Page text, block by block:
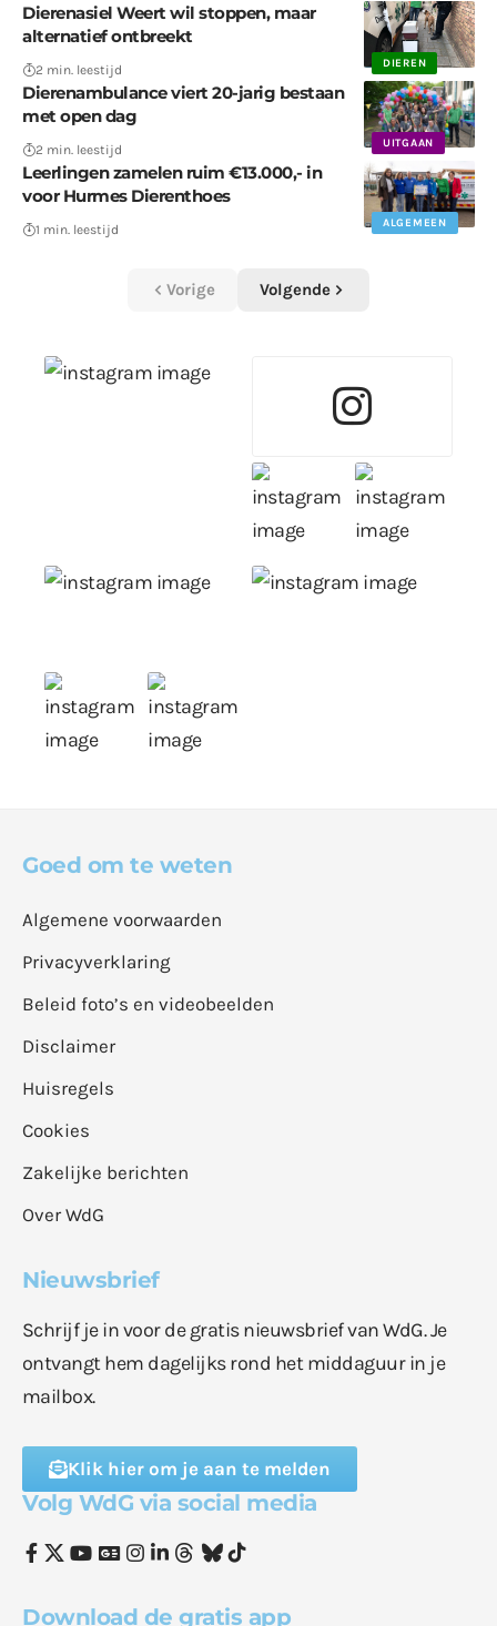
DIEREN
Dierenasiel Weert wil stoppen, maar
alternatief ontbreekt
2 min. leestijd
UITGAAN
Dierenambulance viert 20-jarig bestaan
met open dag
2 min. leestijd
ALGEMEEN
Leerlingen zamelen ruim €13.000,- in
voor Hurmes Dierenthoes
1 min. leestijd
Vorige Volgende
Goed om te weten
Algemene voorwaarden
Privacyverklaring
Beleid foto’s en videobeelden
Disclaimer
Huisregels
Cookies
Zakelijke berichten
Over WdG
Nieuwsbrief
Schrijf je in voor de gratis nieuwsbrief van WdG. Je
ontvangt hem dagelijks rond het middaguur in je
mailbox.
Klik hier om je aan te melden
Volg WdG via social media
Download de gratis app